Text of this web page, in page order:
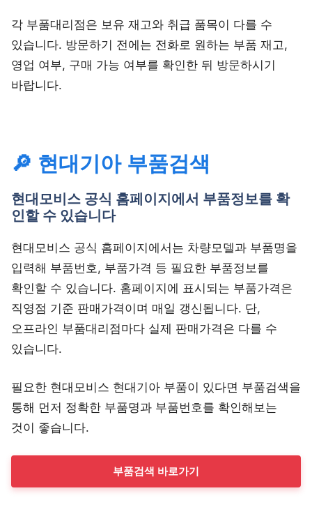
각 부품대리점은 보유 재고와 취급 품목이 다를 수
있습니다. 방문하기 전에는 전화로 원하는 부품 재고,
영업 여부, 구매 가능 여부를 확인한 뒤 방문하시기
바랍니다.
🔎 현대기아 부품검색
현대모비스 공식 홈페이지에서 부품정보를 확
인할 수 있습니다
현대모비스 공식 홈페이지에서는 차량모델과 부품명을
입력해 부품번호, 부품가격 등 필요한 부품정보를
확인할 수 있습니다. 홈페이지에 표시되는 부품가격은
직영점 기준 판매가격이며 매일 갱신됩니다. 단,
오프라인 부품대리점마다 실제 판매가격은 다를 수
있습니다.
필요한 현대모비스 현대기아 부품이 있다면 부품검색을
통해 먼저 정확한 부품명과 부품번호를 확인해보는
것이 좋습니다.
부품검색 바로가기